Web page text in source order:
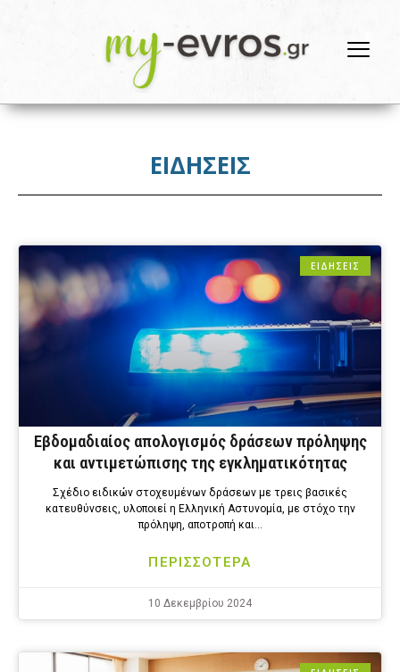
ΕΙΔΗΣΕΙΣ
ΕΙΔΗΣΕΙΣ
Εβδομαδιαίος απολογισμός δράσεων πρόληψης
και αντιμετώπισης της εγκληματικότητας
Σχέδιο ειδικών στοχευμένων δράσεων με τρεις βασικές
κατευθύνσεις, υλοποιεί η Ελληνική Αστυνομία, με στόχο την
πρόληψη, αποτροπή και…
ΠΕΡΙΣΣΟΤΕΡΑ
10 Δεκεμβρίου 2024